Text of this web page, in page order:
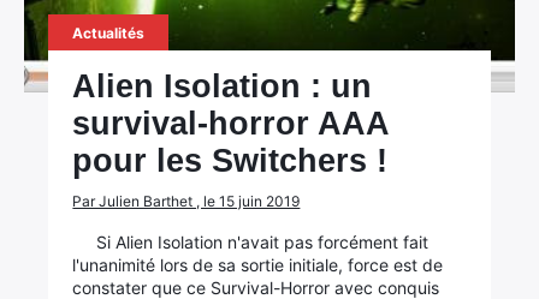
Actualités
Alien Isolation : un
survival-horror AAA
pour les Switchers !
Par Julien Barthet , le 15 juin 2019
Si Alien Isolation n'avait pas forcément fait
l'unanimité lors de sa sortie initiale, force est de
constater que ce Survival-Horror avec conquis